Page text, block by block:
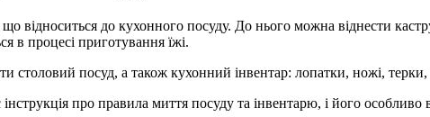
відноситься до кухонного посуду. До нього можна віднести
в процесі приготування їжі.
столовий посуд, а також кухонний інвентар: лопатки, ножі, терки,
про правила миття посуду та інвентарю, і його